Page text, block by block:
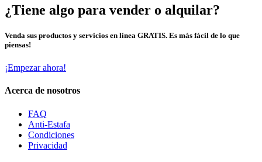
¿Tiene algo para vender o alquilar?
Venda sus productos y servicios en línea GRATIS. Es más fácil de lo que
piensas!
¡Empezar ahora!
Acerca de nosotros
FAQ
Anti-Estafa
Condiciones
Privacidad